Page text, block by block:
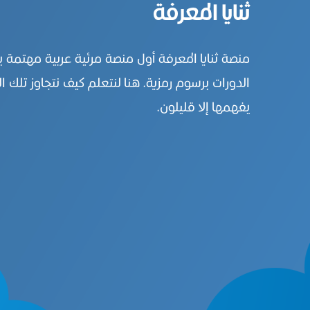
ثنايا المعرفة
منصة ثنايا المعرفة أول منصة مرئية عربية
الدورات برسوم رمزية. هنا لنتعلم كيف نتجاوز تلك
يفهمها إلا قليلون.